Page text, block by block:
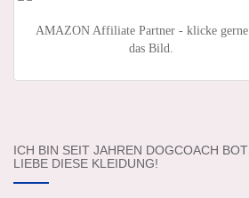
AMAZON Affiliate Partner - klicke
das Bild.
ICH BIN SEIT JAHREN DOGCOACH
LIEBE DIESE KLEIDUNG!